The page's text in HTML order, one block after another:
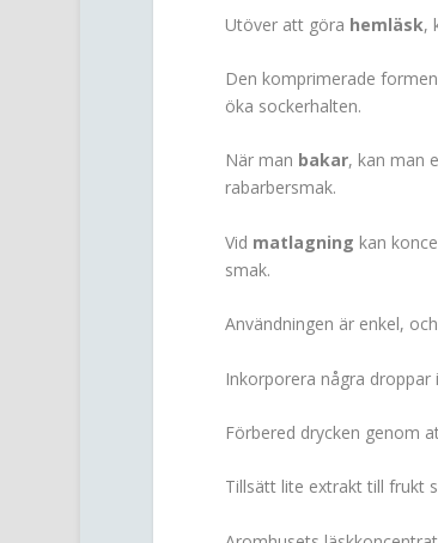
Utöver att göra hemläsk,
Den komprimerade
öka sockerhalten.
När man bakar, kan man
rabarbersmak.
Vid matlagning kan
smak.
Användningen är enkel,
Inkorporera några
Förbered drycken genom
Tillsätt lite extrakt till frukt